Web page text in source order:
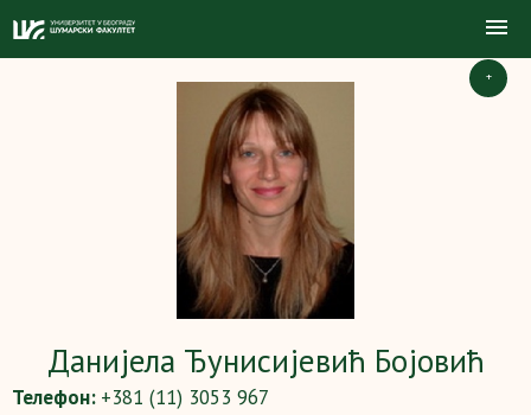
+
Данијела Ђунисијевић Бојовић
Телефон: +381 (11) 3053 967